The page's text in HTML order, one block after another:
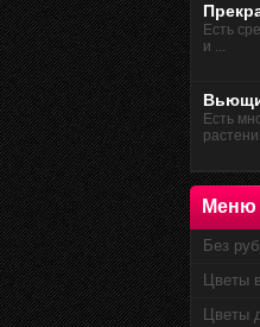
Есть
и ...
Есть
Меню
Без
Цветы
Цветы